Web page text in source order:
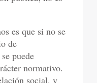
es que si no se
de
puede
normativo.
social, y